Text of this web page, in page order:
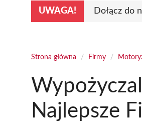
UWAGA! Dołącz do
Strona główna / Firmy /
Najlepsze